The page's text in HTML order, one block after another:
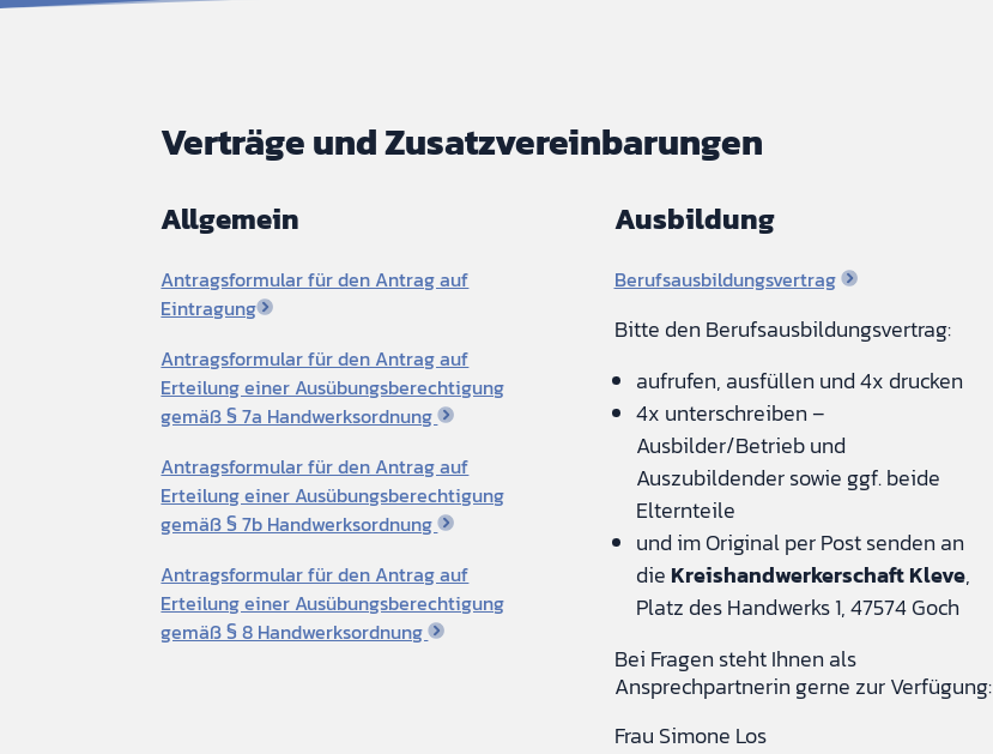
Verträge und Zusatzvereinbarungen
Allgemein
Antragsformular für den Antrag auf
Eintragung
Antragsformular für den Antrag auf
Erteilung einer Ausübungsberechtigung
gemäß § 7a Handwerksordnung
Antragsformular für den Antrag auf
Erteilung einer Ausübungsberechtigung
gemäß § 7b Handwerksordnung
Antragsformular für den Antrag auf
Erteilung einer Ausübungsberechtigung
gemäß § 8 Handwerksordnung
Ausbildung
Berufsausbildungsvertrag
Bitte den Berufsausbildungsvertrag:
aufrufen, ausfüllen und 4x drucken
4x unterschreiben –
Ausbilder/Betrieb und
Auszubildender sowie ggf. beide
Elternteile
und im Original per Post senden an
die Kreishandwerkerschaft Kleve,
Platz des Handwerks 1, 47574 Goch
Bei Fragen steht Ihnen als
Ansprechpartnerin gerne zur Verfügung:
Frau Simone Los